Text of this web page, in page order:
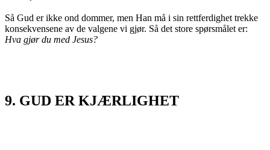
Så Gud er ikke ond dommer, men Han må i sin rettferdighet trekke
konsekvensene av de valgene vi gjør. Så det store spørsmålet er:
Hva gjør du med Jesus?
9. GUD ER KJÆRLIGHET